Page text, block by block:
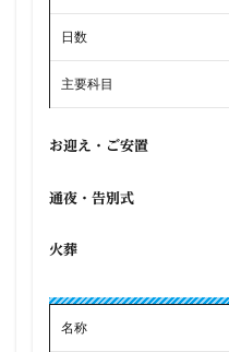
日数
主要科目
お迎え・ご安置
通夜・告別式
火葬
名称